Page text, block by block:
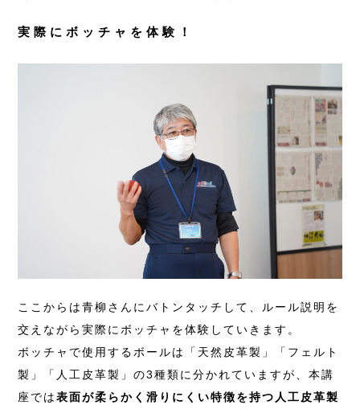
実際にボッチャを体験！
ここからは青柳さんにバトンタッチして、ルール説明を
交えながら実際にボッチャを体験していきます。
ボッチャで使用するボールは「天然皮革製」「フェルト
製」「人工皮革製」の3種類に分かれていますが、本講
座では表面が柔らかく滑りにくい特徴を持つ人工皮革製